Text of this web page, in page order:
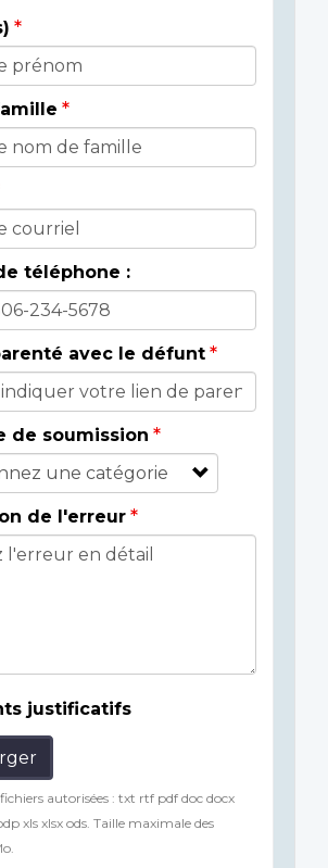
téléphone :
avec le défunt
de soumission
de l'erreur
justificatifs
autorisées : txt rtf pdf doc docx
xls xlsx ods. Taille maximale des